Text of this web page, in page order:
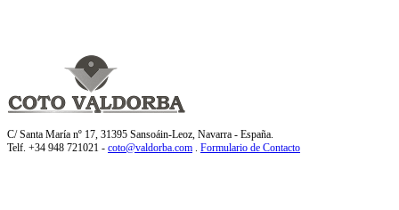
C/ Santa María nº 17, 31395 Sansoáin-Leoz, Navarra - España.
Telf. +34 948 721021 - coto@valdorba.com Formulario de Contacto